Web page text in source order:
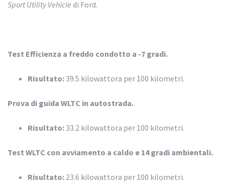
Sport Utility Vehicle di Ford.
Test Efficienza a freddo condotto a -7 gradi.
Risultato: 39.5 kilowattora per 100 kilometri.
Prova di guida WLTC in autostrada.
Risultato: 33.2 kilowattora per 100 kilometri.
Test WLTC con avviamento a caldo e 14 gradi ambientali.
Risultato: 23.6 kilowattora per 100 kilometri.